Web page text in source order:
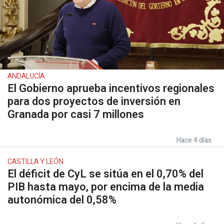
ANDALUCÍA
El Gobierno aprueba incentivos regionales
para dos proyectos de inversión en
Granada por casi 7 millones
Hace 4 días
CASTILLA Y LEÓN
El déficit de CyL se sitúa en el 0,70% del
PIB hasta mayo, por encima de la media
autonómica del 0,58%